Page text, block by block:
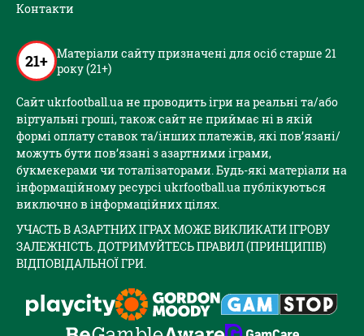
Контакти
21+ Матеріали сайту призначені для осіб старше 21
року (21+)
Сайт ukrfootball.ua не проводить ігри на реальні та/або
віртуальні гроші, також сайт не приймає ні в якій
формі оплату ставок та/інших платежів, які пов’язані/
можуть бути пов’язані з азартними іграми,
букмекерами чи тоталізаторами. Будь-які матеріали на
інформаційному ресурсі ukrfootball.ua публікуються
виключно в інформаційних цілях.
УЧАСТЬ В АЗАРТНИХ ІГРАХ МОЖЕ ВИКЛИКАТИ ІГРОВУ
ЗАЛЕЖНІСТЬ. ДОТРИМУЙТЕСЬ ПРАВИЛ (ПРИНЦИПІВ)
ВІДПОВІДАЛЬНОЇ ГРИ.